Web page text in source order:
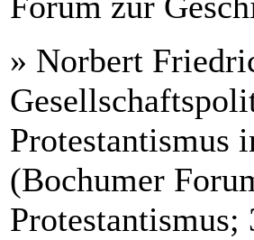
» Norbert
Protestantismus
(Bochumer
Protestantismus;